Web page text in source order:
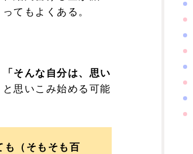
てもよくある。
「そんな自分は、思い
と思いこみ始める可能
も（そもそも百